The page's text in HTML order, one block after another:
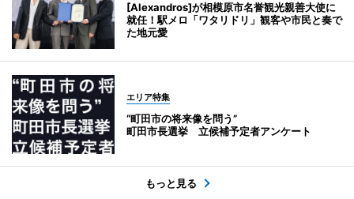
[Alexandros]が相模原市名誉観光親善大使に
就任！駅メロ「ワタリドリ」観客や市民と奏で
た地元愛
エリア特集
“町田市の将来像を問う”
町田市長選挙 立候補予定者アンケート
もっと見る